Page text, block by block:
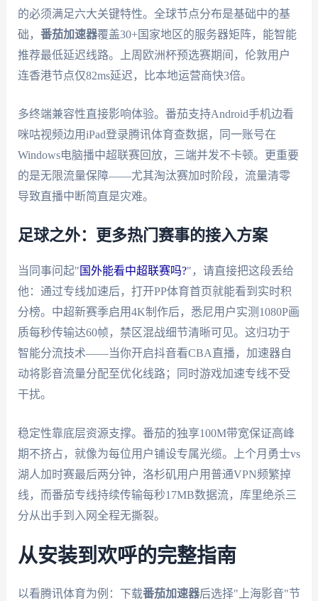
的必须满足六大关键特性。全球节点分布是基础中的基
础， 番茄加速器覆盖30+国家地区的服务器矩阵，能智能
推荐最低延迟线路。上周欧洲杯预选赛期间，伦敦用户
连香港节点仅82ms延迟，比本地运营商快3倍。
多终端兼容性直接影响体验。番茄支持Android手机边看
咪咕视频边用iPad登录腾讯体育查数据，同一账号在
Windows电脑播中超联赛回放，三端并发不卡顿。更重要
的是无限流量保障——尤其淘汰赛加时阶段，流量清零
导致直播中断简直是灾难。
足球之外：更多热门赛事的接入方案
当同事问起" 国外能看中超联赛吗?"，请直接把这段丢给
他：通过专线加速后，打开PP体育首页就能看到实时积
分榜。中超新赛季启用4K制作后，悉尼用户实测1080P画
质每秒传输达60帧，禁区混战细节清晰可见。这归功于
智能分流技术——当你开启抖音看CBA直播，加速器自
动将影音流量分配至优化线路；同时游戏加速专线不受
干扰。
稳定性靠底层资源支撑。番茄的独享100M带宽保证高峰
期不挤占，就像为每位用户铺设专属光缆。上个月勇士vs
湖人加时赛最后两分钟，洛杉矶用户用普通VPN频繁掉
线，而番茄专线持续传输每秒17MB数据流，库里绝杀三
分从出手到入网全程无撕裂。
从安装到欢呼的完整指南
以看腾讯体育为例：下载番茄加速器后选择"上海影音"节